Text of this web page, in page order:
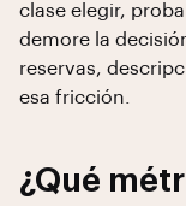
clase elegir,
demore la
reservas,
esa fricción.
¿Qué